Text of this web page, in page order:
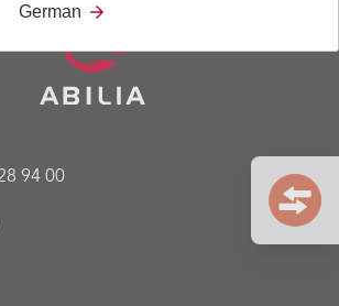
94 00
German